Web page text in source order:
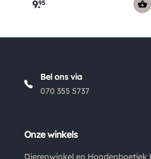
9.95
Bel ons via
070 355 5737
Onze winkels
Dierenwinkel en Hondenboetiek